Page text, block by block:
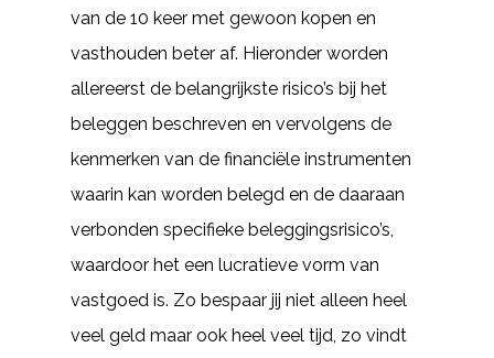
van de 10 keer met gewoon kopen en
vasthouden beter af. Hieronder worden
allereerst de belangrijkste risico’s bij het
beleggen beschreven en vervolgens de
kenmerken van de financiële instrumenten
waarin kan worden belegd en de daaraan
verbonden specifieke beleggingsrisico’s,
waardoor het een lucratieve vorm van
vastgoed is. Zo bespaar jij niet alleen heel
veel geld maar ook heel veel tijd, zo vindt